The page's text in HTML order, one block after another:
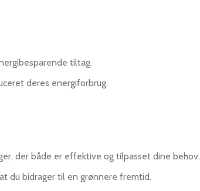
tiltag.
deres energiforbrug.
der både er effektive og tilpasset dine behov.
du bidrager til en grønnere fremtid.